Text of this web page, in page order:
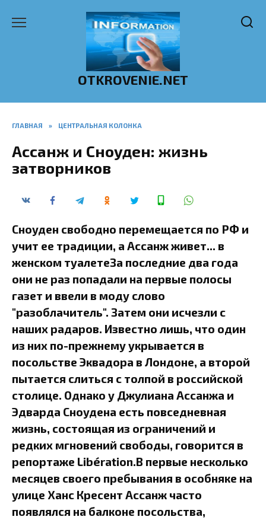
OTKROVENIE.NET
ГЛАВНАЯ » ЦЕНТРАЛЬНАЯ КОЛОНКА
Ассанж и Сноуден: жизнь
затворников
Сноуден свободно перемещается по РФ и
учит ее традиции, а Ассанж живет... в
женском туалетеЗа последние два года
они не раз попадали на первые полосы
газет и ввели в моду слово
"разоблачитель". Затем они исчезли с
наших радаров. Известно лишь, что один
из них по-прежнему укрывается в
посольстве Эквадора в Лондоне, а второй
пытается слиться с толпой в российской
столице. Однако у Джулиана Ассанжа и
Эдварда Сноудена есть повседневная
жизнь, состоящая из ограничений и
редких мгновений свободы, говорится в
репортаже Libération.В первые несколько
месяцев своего пребывания в особняке на
улице Ханс Кресент Ассанж часто
появлялся на балконе посольства,